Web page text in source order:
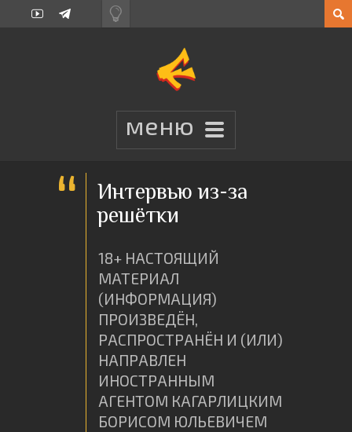
Интервью из-за
решётки
18+ НАСТОЯЩИЙ
МАТЕРИАЛ
(ИНФОРМАЦИЯ)
ПРОИЗВЕДËН,
РАСПРОСТРАНËН И (ИЛИ)
НАПРАВЛЕН
ИНОСТРАННЫМ
АГЕНТОМ КАГАРЛИЦКИМ
БОРИСОМ ЮЛЬЕВИЧЕМ